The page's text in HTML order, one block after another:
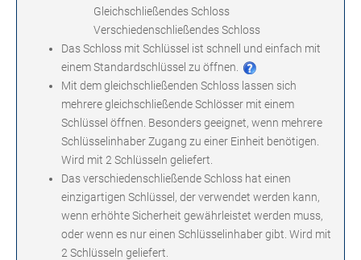
Gleichschließendes Schloss
Verschiedenschließendes Schloss
Das Schloss mit Schlüssel ist schnell und einfach mit
einem Standardschlüssel zu öffnen.
Mit dem gleichschließenden Schloss lassen sich
mehrere gleichschließende Schlösser mit einem
Schlüssel öffnen. Besonders geeignet, wenn mehrere
Schlüsselinhaber Zugang zu einer Einheit benötigen.
Wird mit 2 Schlüsseln geliefert.
Das verschiedenschließende Schloss hat einen
einzigartigen Schlüssel, der verwendet werden kann,
wenn erhöhte Sicherheit gewährleistet werden muss,
oder wenn es nur einen Schlüsselinhaber gibt. Wird mit
2 Schlüsseln geliefert.